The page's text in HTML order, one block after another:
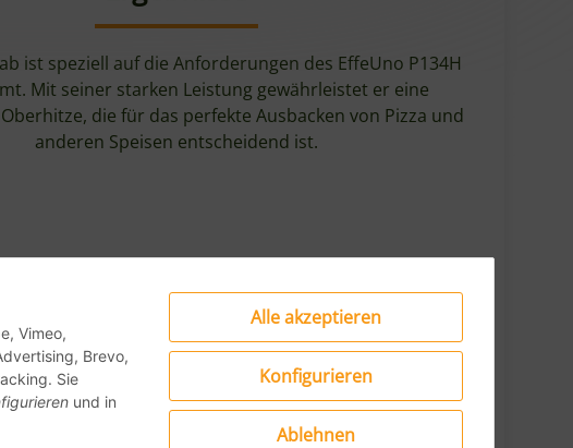
Alle akzeptieren
Konfigurieren
Ablehnen
Vimeo,
Brevo,
Sie
und in
ist speziell auf die Anforderungen des EffeUno P134H
Mit seiner starken Leistung gewährleistet er eine
die für das perfekte Ausbacken von Pizza und
anderen Speisen entscheidend ist.